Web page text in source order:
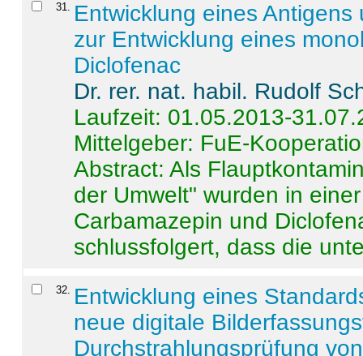
31. Entwicklung eines
zur Entwicklung eines
Diclofenac
Dr. rer. nat. habil. Rudolf
Laufzeit: 01.05.2013-
Mittelgeber: FuE-
Abstract:Als
der Umwelt" wurden in
Carbamazepin und
schlussfolgert, dass die
32. Entwicklung eines
neue digitale
Durchstrahlungsprüfung